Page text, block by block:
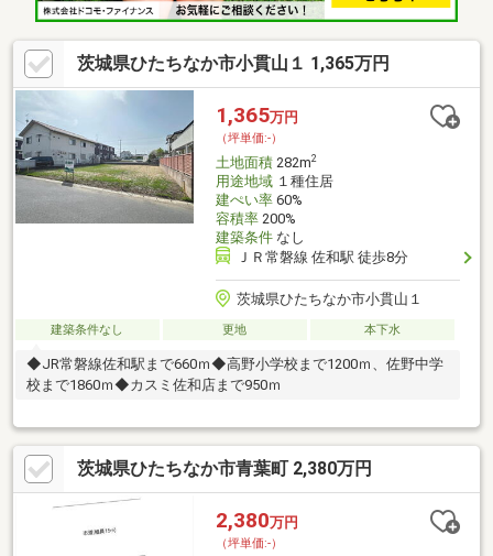
茨城県ひたちなか市小貫山１ 1,365万円
1,365万円
（坪単価:-）
土地面積282m2
用途地域１種住居
建ぺい率60%
容積率200%
建築条件なし
ＪＲ常磐線 佐和駅 徒歩8分
茨城県ひたちなか市小貫山１
建築条件なし 更地 本下水
◆JR常磐線佐和駅まで660ｍ◆高野小学校まで1200ｍ、佐野中学
校まで1860ｍ◆カスミ佐和店まで950ｍ
茨城県ひたちなか市青葉町 2,380万円
2,380万円
（坪単価:-）